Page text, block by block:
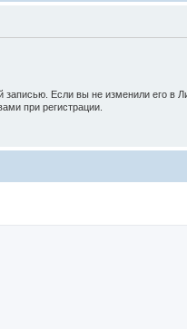
записью. Если вы не изменили его в
при регистрации.